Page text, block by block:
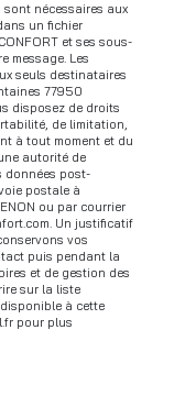
sont nécessaires aux
un fichier
et ses sous-
message. Les
seuls destinataires
77950
disposez de droits
de limitation,
à tout moment et du
autorité de
données post-
postale à
ou par courrier
Un justificatif
vos
puis pendant la
et de gestion des
sur la liste
à cette
pour plus